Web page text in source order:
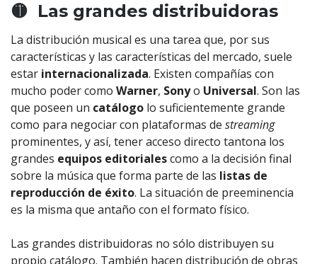
🟡 Las grandes distribuidoras
La distribución musical es una tarea que, por sus
características y las características del mercado, suele
estar internacionalizada. Existen compañías con
mucho poder como Warner, Sonyo Universal. Son las
que poseen un catálogo lo suficientemente grande
como para negociar con plataformas de streaming
prominentes, y así, tener acceso directo tantona los
grandes equipos editorialescomo a la decisión final
sobre la música que forma parte de las listas de
reproducción de éxito. La situación de preeminencia
es la misma que antaño con el formato físico.
Las grandes distribuidoras no sólo distribuyen su
propio catálogo. También hacen distribución de obras